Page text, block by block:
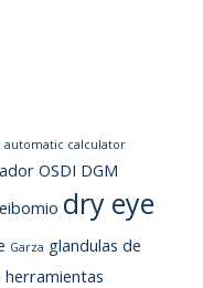
automatic calculator
OSDI DGM
dry eye
Garza glandulas de
herramientas